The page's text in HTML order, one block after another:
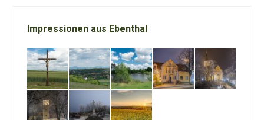
Impressionen aus Ebenthal